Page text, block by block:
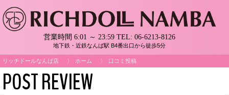
営業時間 6:01 ～ 23:59 TEL: 06-6213-8126
地下鉄・近鉄なんば駅 B4番出口から徒歩5分
リッチドールなんば店 ホーム 口コミ投稿
POST REVIEW